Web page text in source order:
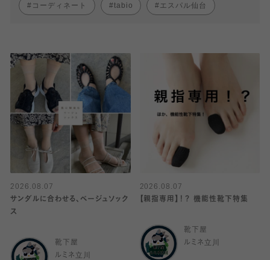
コーディネート tabio エスパル仙台
2026.08.07
サンダルに合わせる、ベージュソック
ス
靴下屋
ルミネ立川
2026.08.07
【親指専用】！？ 機能性靴下特集
靴下屋
ルミネ立川